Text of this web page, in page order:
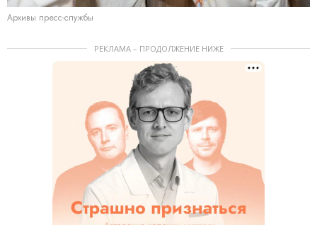
Архивы пресс-службы
РЕКЛАМА – ПРОДОЛЖЕНИЕ НИЖЕ